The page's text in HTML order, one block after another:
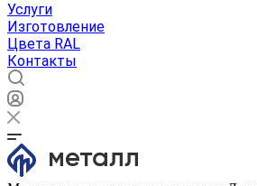
Услуги
Изготовление
Цвета RAL
Контакты